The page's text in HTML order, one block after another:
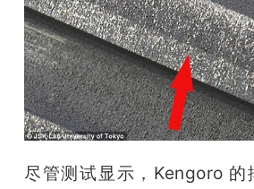
尽管测试显示，Kengoro